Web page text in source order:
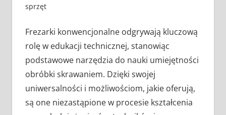
sprzęt
Frezarki konwencjonalne odgrywają kluczową
rolę w edukacji technicznej, stanowiąc
podstawowe narzędzia do nauki umiejętności
obróbki skrawaniem. Dzięki swojej
uniwersalności i możliwościom, jakie oferują,
są one niezastąpione w procesie kształcenia